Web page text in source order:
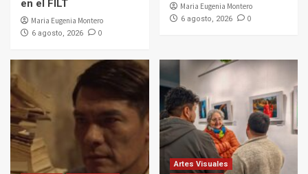
en el FILT
Maria Eugenia Montero
6 agosto, 2026 0
Maria Eugenia Montero
6 agosto, 2026 0
Artes Visuales